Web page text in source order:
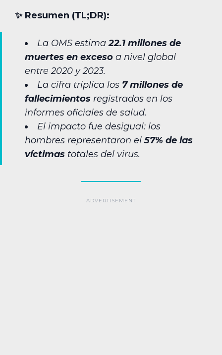
✨︎ Resumen (TL;DR):
La OMS estima22.1 millones de
muertes en exceso a nivel global
entre 2020 y 2023.
La cifra triplica los 7 millones de
fallecimientos registrados en los
informes oficiales de salud.
El impacto fue desigual: los
hombres representaron el57% de las
víctimas totales del virus.